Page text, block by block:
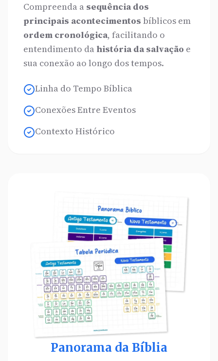
Compreenda a sequência dos
principais acontecimentos bíblicos em
ordem cronológica, facilitando o
entendimento da história da salvação e
sua conexão ao longo dos tempos.
Linha do Tempo Bíblica
Conexões Entre Eventos
Contexto Histórico
Panorama da Bíblia